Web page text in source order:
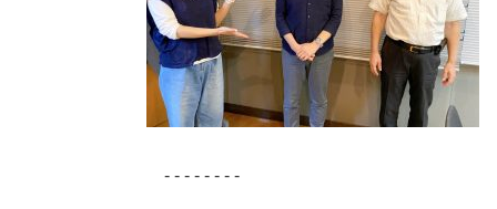
- - - - - - - -